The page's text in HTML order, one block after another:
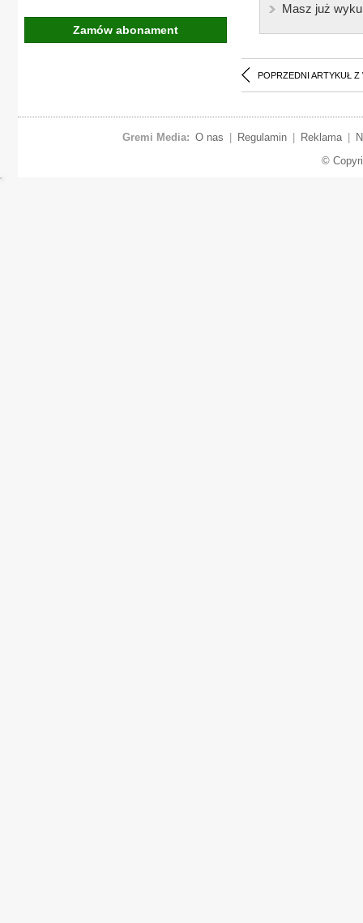
Masz już
POPRZEDNI ARTYKUŁ Z
Zamów abonament
Gremi Media: O nas Regulamin Reklama
©